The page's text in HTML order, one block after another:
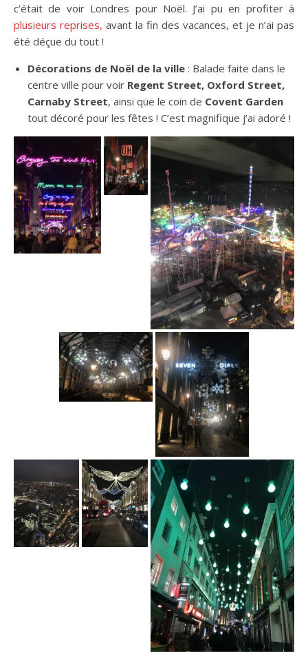
c’était de voir Londres pour Noël. J’ai pu en profiter à
plusieurs reprises, avant la fin des vacances, et je n’ai pas
été déçue du tout !
Décorations de Noël de la ville : Balade faite dans le
centre ville pour voir Regent Street, Oxford Street,
Carnaby Street, ainsi que le coin de Covent Garden
tout décoré pour les fêtes ! C’est magnifique j’ai adoré !